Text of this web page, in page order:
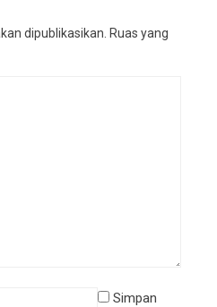
dipublikasikan. Ruas yang
Simpan